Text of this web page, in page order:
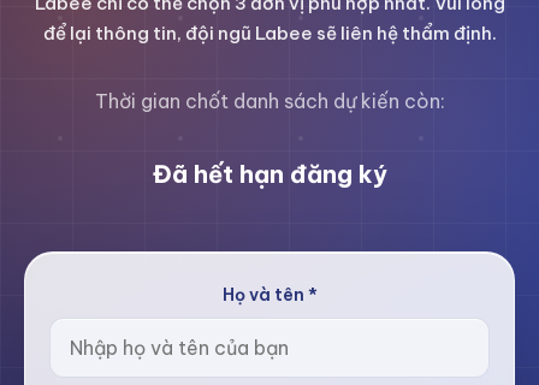
để lại thông tin, đội ngũ Labee sẽ liên hệ thẩm định.
Thời gian chốt danh sách dự kiến còn:
Đã hết hạn đăng ký
Họ và tên *